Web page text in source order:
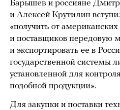
Барышев и россияне
и Алексей Крутилин
«получить от
и поставщиков передовую
и экспортировать ее в
государственной системы
установленной для
подобной продукции».
Для закупки и поставки